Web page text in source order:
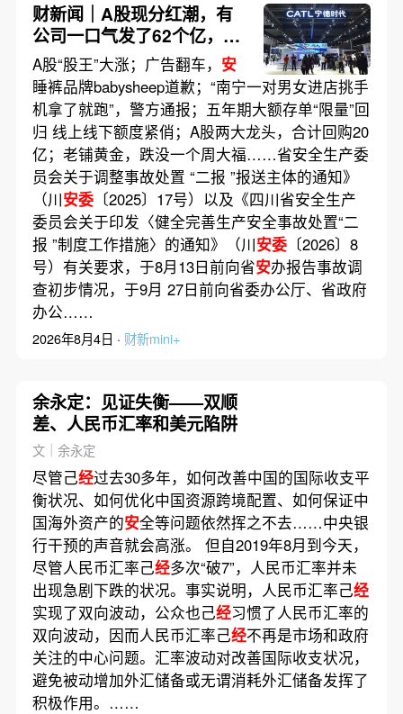
财新闻｜A股现分红潮，有
公司一口气发了62个亿，多
家公司董事长提议派发“红
包”
A股“股王”大涨；广告翻车， 安
睡裤品牌babysheep道歉；“南宁一对男女进店挑手
机拿了就跑”，警方通报；五年期大额存单“限量”回
归 线上线下额度紧俏；A股两大龙头，合计回购20
亿；老铺黄金，跌没一个周大福……省安全生产委
员会关于调整事故处置 “二报 ”报送主体的通知》
（川安委〔2025〕17号）以及《四川省安全生产
委员会关于印发〈健全完善生产安全事故处置“二
报 ”制度工作措施〉的通知》（川安委〔2026〕8
号）有关要求，于8月13日前向省安办报告事故调
查初步情况，于9月 27日前向省委办公厅、省政府
办公……
2026年8月4日 · 财新mini+
余永定：见证失衡——双顺
差、人民币汇率和美元陷阱
文｜余永定
尽管己经过去30多年，如何改善中国的国际收支平
衡状况、如何优化中国资源跨境配置、如何保证中
国海外资产的安全等问题依然挥之不去……中央银
行干预的声音就会高涨。 但自2019年8月到今天，
尽管人民币汇率己经多次“破7”，人民币汇率并未
出现急剧下跌的状况。事实说明，人民币汇率己经
实现了双向波动，公众也己经习惯了人民币汇率的
双向波动，因而人民币汇率己经不再是市场和政府
关注的中心问题。汇率波动对改善国际收支状况，
避免被动增加外汇储备或无谓消耗外汇储备发挥了
积极作用。……